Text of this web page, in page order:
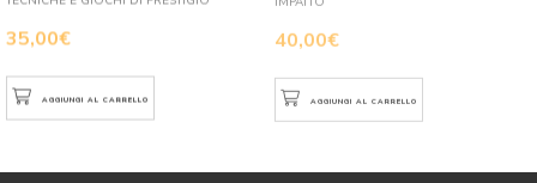
35,00 €
AGGIUNGI AL CARRELLO